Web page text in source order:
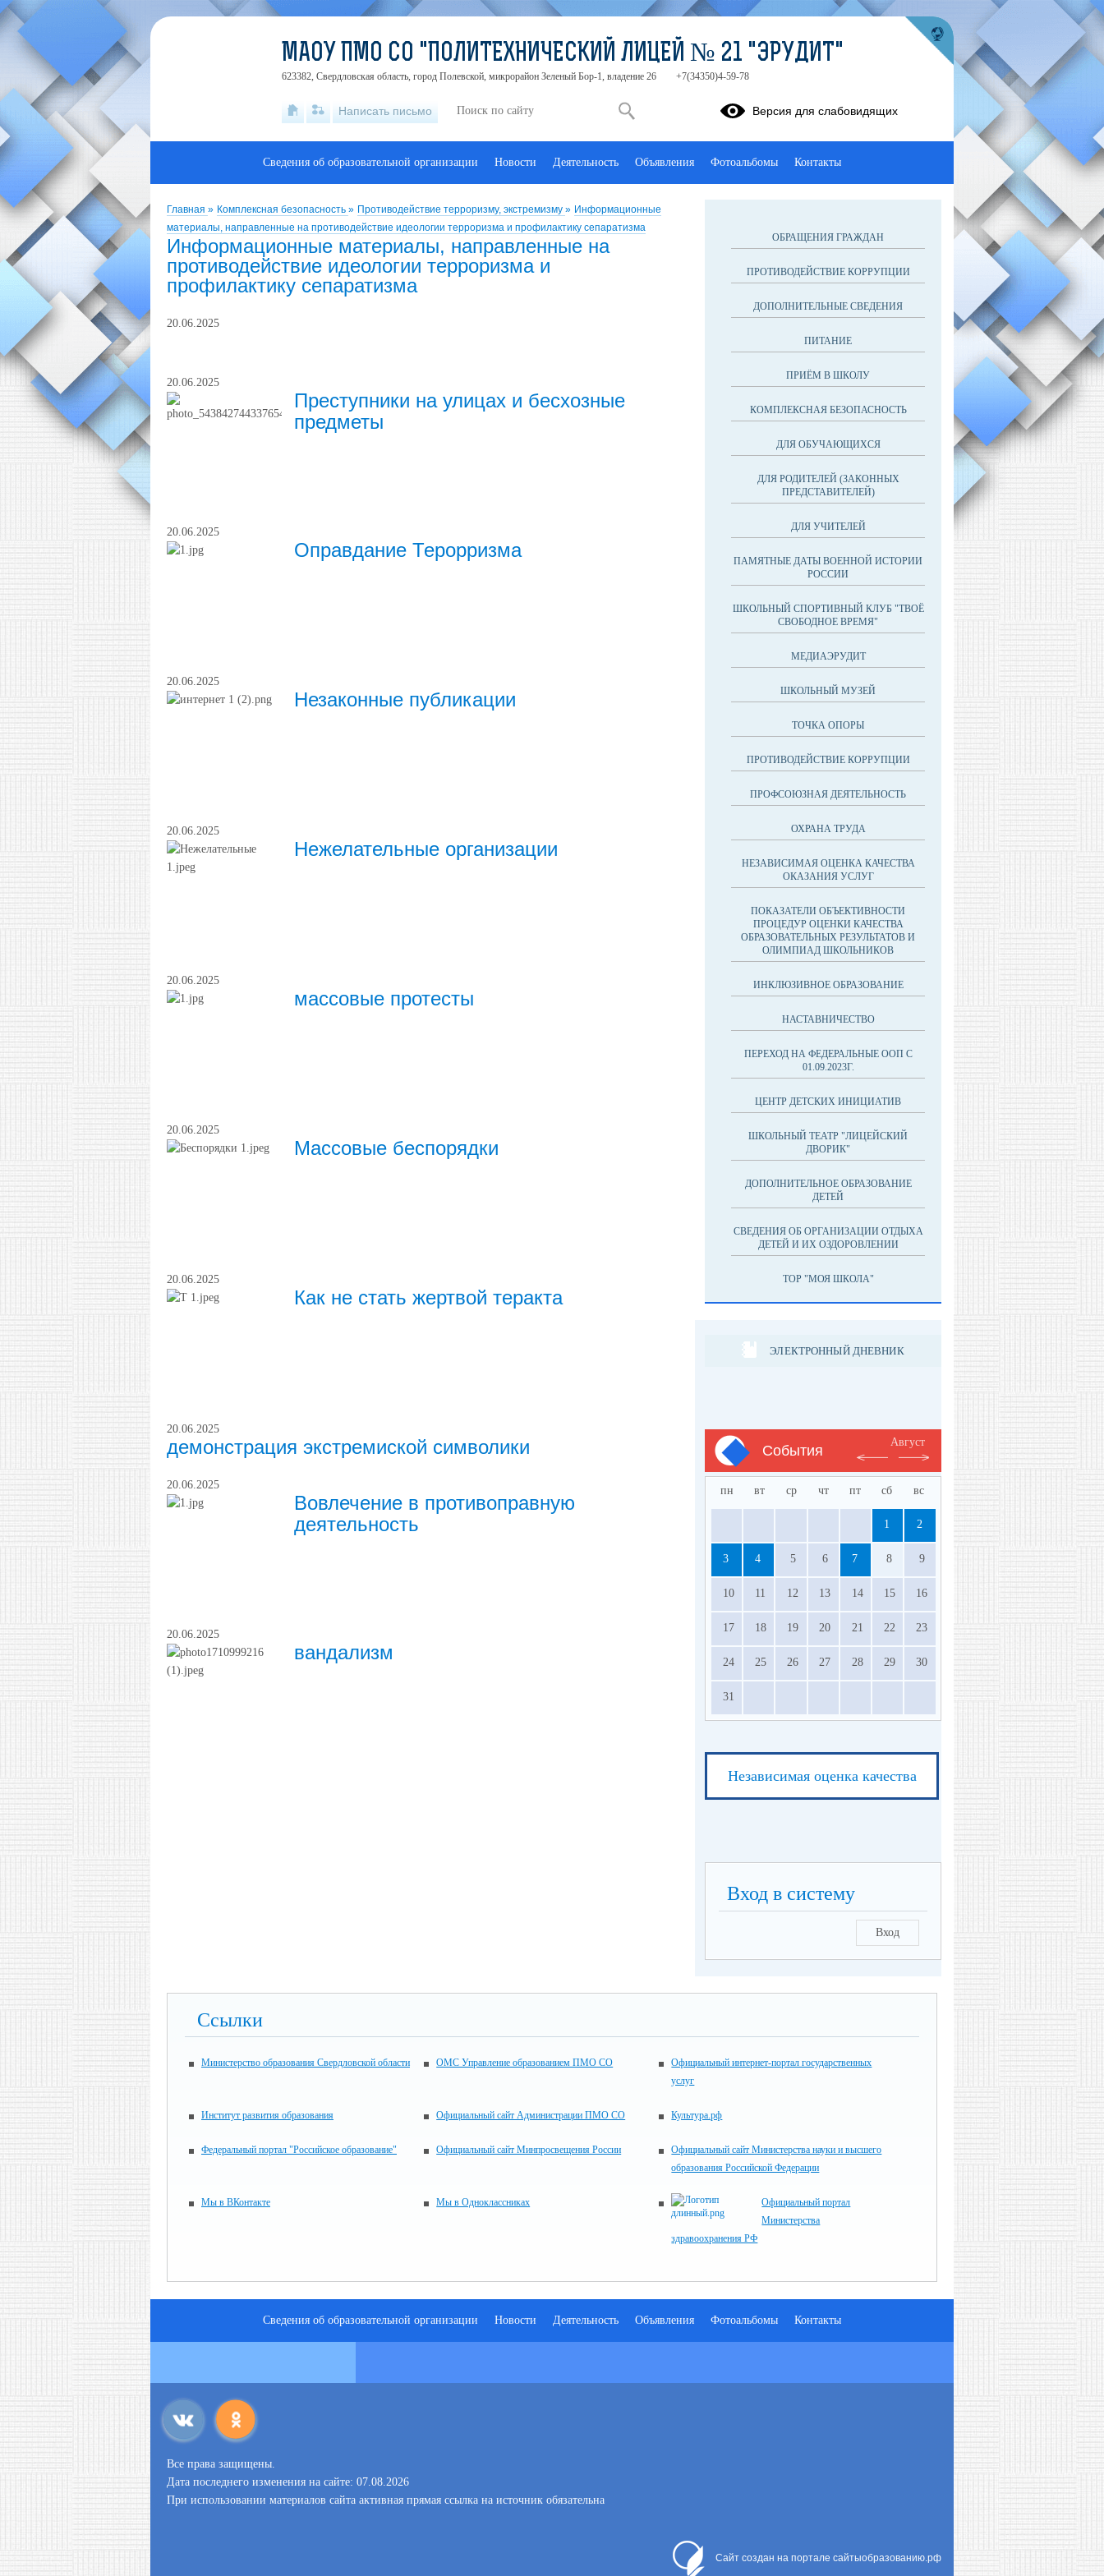
Главная » Комплексная безопасность » Противодействие терроризму, экстремизму » Информационные
материалы, направленные на противодействие идеологии терроризма и профилактику сепаратизма
Информационные материалы, направленные на
противодействие идеологии терроризма и
профилактику сепаратизма
20.06.2025
20.06.2025
Преступники на улицах и бесхозные
предметы
20.06.2025
Оправдание Терорризма
20.06.2025
Незаконные публикации
20.06.2025
Нежелательные организации
20.06.2025
массовые протесты
20.06.2025
Массовые беспорядки
20.06.2025
Как не стать жертвой теракта
20.06.2025
демонстрация экстремиской символики
20.06.2025
Вовлечение в противоправную
деятельность
20.06.2025
вандализм
ОБРАЩЕНИЯ ГРАЖДАН
ПРОТИВОДЕЙСТВИЕ КОРРУПЦИИ
ДОПОЛНИТЕЛЬНЫЕ СВЕДЕНИЯ
ПИТАНИЕ
ПРИЁМ В ШКОЛУ
КОМПЛЕКСНАЯ БЕЗОПАСНОСТЬ
ДЛЯ ОБУЧАЮЩИХСЯ
ДЛЯ РОДИТЕЛЕЙ (ЗАКОННЫХ
ПРЕДСТАВИТЕЛЕЙ)
ДЛЯ УЧИТЕЛЕЙ
ПАМЯТНЫЕ ДАТЫ ВОЕННОЙ ИСТОРИИ
РОССИИ
ШКОЛЬНЫЙ СПОРТИВНЫЙ КЛУБ "ТВОЁ
СВОБОДНОЕ ВРЕМЯ"
МЕДИАЭРУДИТ
ШКОЛЬНЫЙ МУЗЕЙ
ТОЧКА ОПОРЫ
ПРОТИВОДЕЙСТВИЕ КОРРУПЦИИ
ПРОФСОЮЗНАЯ ДЕЯТЕЛЬНОСТЬ
ОХРАНА ТРУДА
НЕЗАВИСИМАЯ ОЦЕНКА КАЧЕСТВА
ОКАЗАНИЯ УСЛУГ
ПОКАЗАТЕЛИ ОБЪЕКТИВНОСТИ
ПРОЦЕДУР ОЦЕНКИ КАЧЕСТВА
ОБРАЗОВАТЕЛЬНЫХ РЕЗУЛЬТАТОВ И
ОЛИМПИАД ШКОЛЬНИКОВ
ИНКЛЮЗИВНОЕ ОБРАЗОВАНИЕ
НАСТАВНИЧЕСТВО
ПЕРЕХОД НА ФЕДЕРАЛЬНЫЕ ООП С
01.09.2023Г.
ЦЕНТР ДЕТСКИХ ИНИЦИАТИВ
ШКОЛЬНЫЙ ТЕАТР "ЛИЦЕЙСКИЙ
ДВОРИК"
ДОПОЛНИТЕЛЬНОЕ ОБРАЗОВАНИЕ
ДЕТЕЙ
СВЕДЕНИЯ ОБ ОРГАНИЗАЦИИ ОТДЫХА
ДЕТЕЙ И ИХ ОЗДОРОВЛЕНИИ
ТОР "МОЯ ШКОЛА"
ЭЛЕКТРОННЫЙ ДНЕВНИК
События
Август
пн вт ср чт пт сб вс
1 2
3 4 5 6 7 8 9
10 11 12 13 14 15 16
17 18 19 20 21 22 23
24 25 26 27 28 29 30
31
Независимая оценка качества
Вход в систему
Вход
Ссылки
Министерство образования Свердловской области ОМС Управление образованием ПМО СО
Официальный интернет-портал государственных
услуг
Институт развития образования Официальный сайт Администрации ПМО СО Культура.рф
Федеральный портал "Российское образование" Официальный сайт Минпросвещения России
Официальный сайт Министерства науки и высшего
образования Российской Федерации
Мы в ВКонтакте Мы в Одноклассниках
Официальный портал
Министерства
здравоохранения РФ
МАОУ ПМО СО "ПОЛИТЕХНИЧЕСКИЙ ЛИЦЕЙ № 21 "ЭРУДИТ"
623382, Свердловская область, город Полевской, микрорайон Зеленый Бор-1, владение 26 +7(34350)4-59-78
Написать письмо Версия для слабовидящих
Сведения об образовательной организации Новости Деятельность Объявления Фотоальбомы Контакты
Сведения об образовательной организации Новости Деятельность Объявления Фотоальбомы Контакты
Все права защищены.
Дата последнего изменения на сайте: 07.08.2026
При использовании материалов сайта активная прямая ссылка на источник обязательна
Сайт создан на портале сайтыобразованию.рф